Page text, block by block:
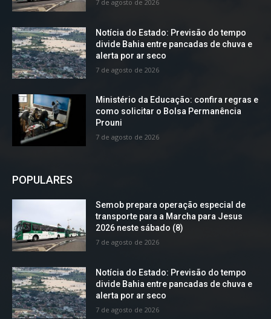
7 de agosto de 2026
Notícia do Estado: Previsão do tempo
divide Bahia entre pancadas de chuva e
alerta por ar seco
7 de agosto de 2026
Ministério da Educação: confira regras e
como solicitar o Bolsa Permanência
Prouni
7 de agosto de 2026
POPULARES
Semob prepara operação especial de
transporte para a Marcha para Jesus
2026 neste sábado (8)
7 de agosto de 2026
Notícia do Estado: Previsão do tempo
divide Bahia entre pancadas de chuva e
alerta por ar seco
7 de agosto de 2026